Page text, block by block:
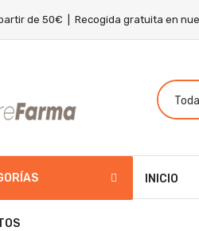
de 50€ | Recogida gratuita en
INICIO